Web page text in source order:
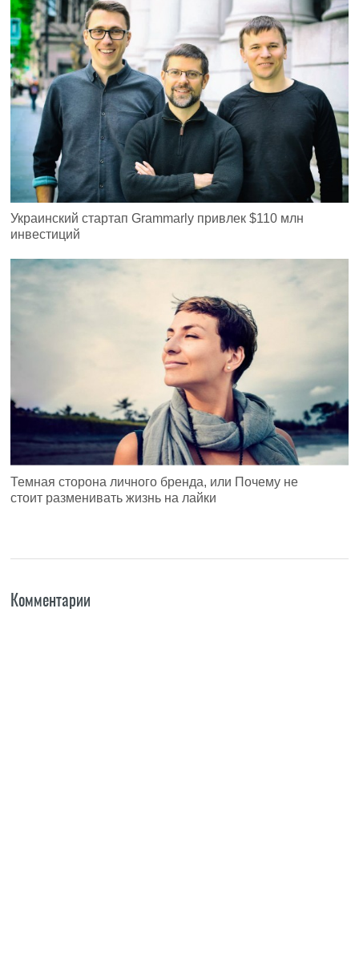
Украинский стартап Grammarly привлек $110 млн
инвестиций
Темная сторона личного бренда, или Почему не
стоит разменивать жизнь на лайки
Комментарии